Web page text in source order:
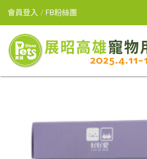
會員登入 FB粉絲團